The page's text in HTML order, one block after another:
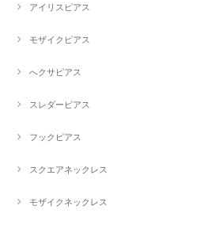
アイリスピアス
モザイクピアス
へクサピアス
スレダーピアス
フックピアス
スクエアネックレス
モザイクネックレス